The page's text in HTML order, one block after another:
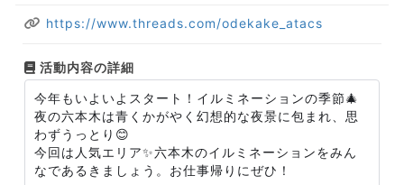
https://www.threads.com/odekake_atacs
活動内容の詳細
今年もいよいよスタート！イルミネーションの季節🎄
夜の六本木は青くかがやく幻想的な夜景に包まれ、思
わずうっとり😊
今回は人気エリア✨六本木のイルミネーションをみん
なであるきましょう。お仕事帰りにぜひ！